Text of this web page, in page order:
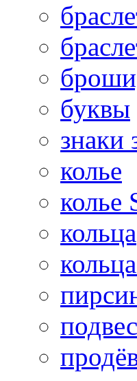
буквы
знаки
колье
колье
кольца